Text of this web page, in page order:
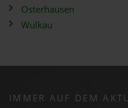
Osterhausen
Wulkau
IMMER AUF DEM